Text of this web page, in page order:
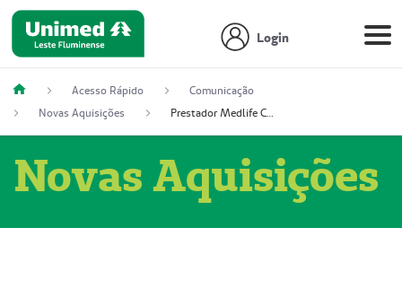
Login
Acesso Rápido
Comunicação
Novas Aquisições
Prestador Medlife Consultas e Diagnósticos (51004334-2)
Novas Aquisições